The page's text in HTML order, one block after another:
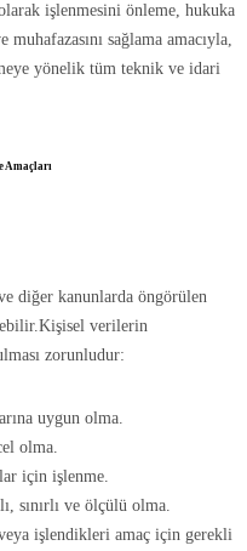
işlenmesini önleme, hukuka
sağlama amacıyla,
yönelik tüm teknik ve idari
Amaçları
diğer kanunlarda öngörülen
verilerin
zorunludur:
uygun olma.
olma.
için işlenme.
sınırlı ve ölçülü olma.
işlendikleri amaç için gerekli